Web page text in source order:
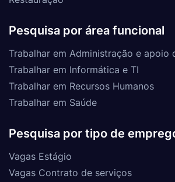
Pesquisa por área funcional
Trabalhar em Administração e apoio
Trabalhar em Informática e TI
Trabalhar em Recursos Humanos
Trabalhar em Saúde
Pesquisa por tipo de
Vagas Estágio
Vagas Contrato de serviços